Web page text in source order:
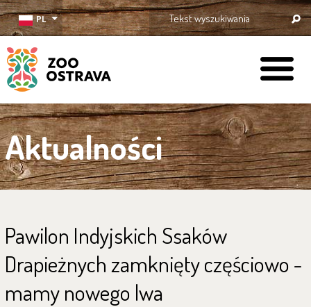
PL
ZOO Ostrava
Aktualności
Pawilon Indyjskich Ssaków
Drapieżnych zamknięty częściowo -
mamy nowego lwa